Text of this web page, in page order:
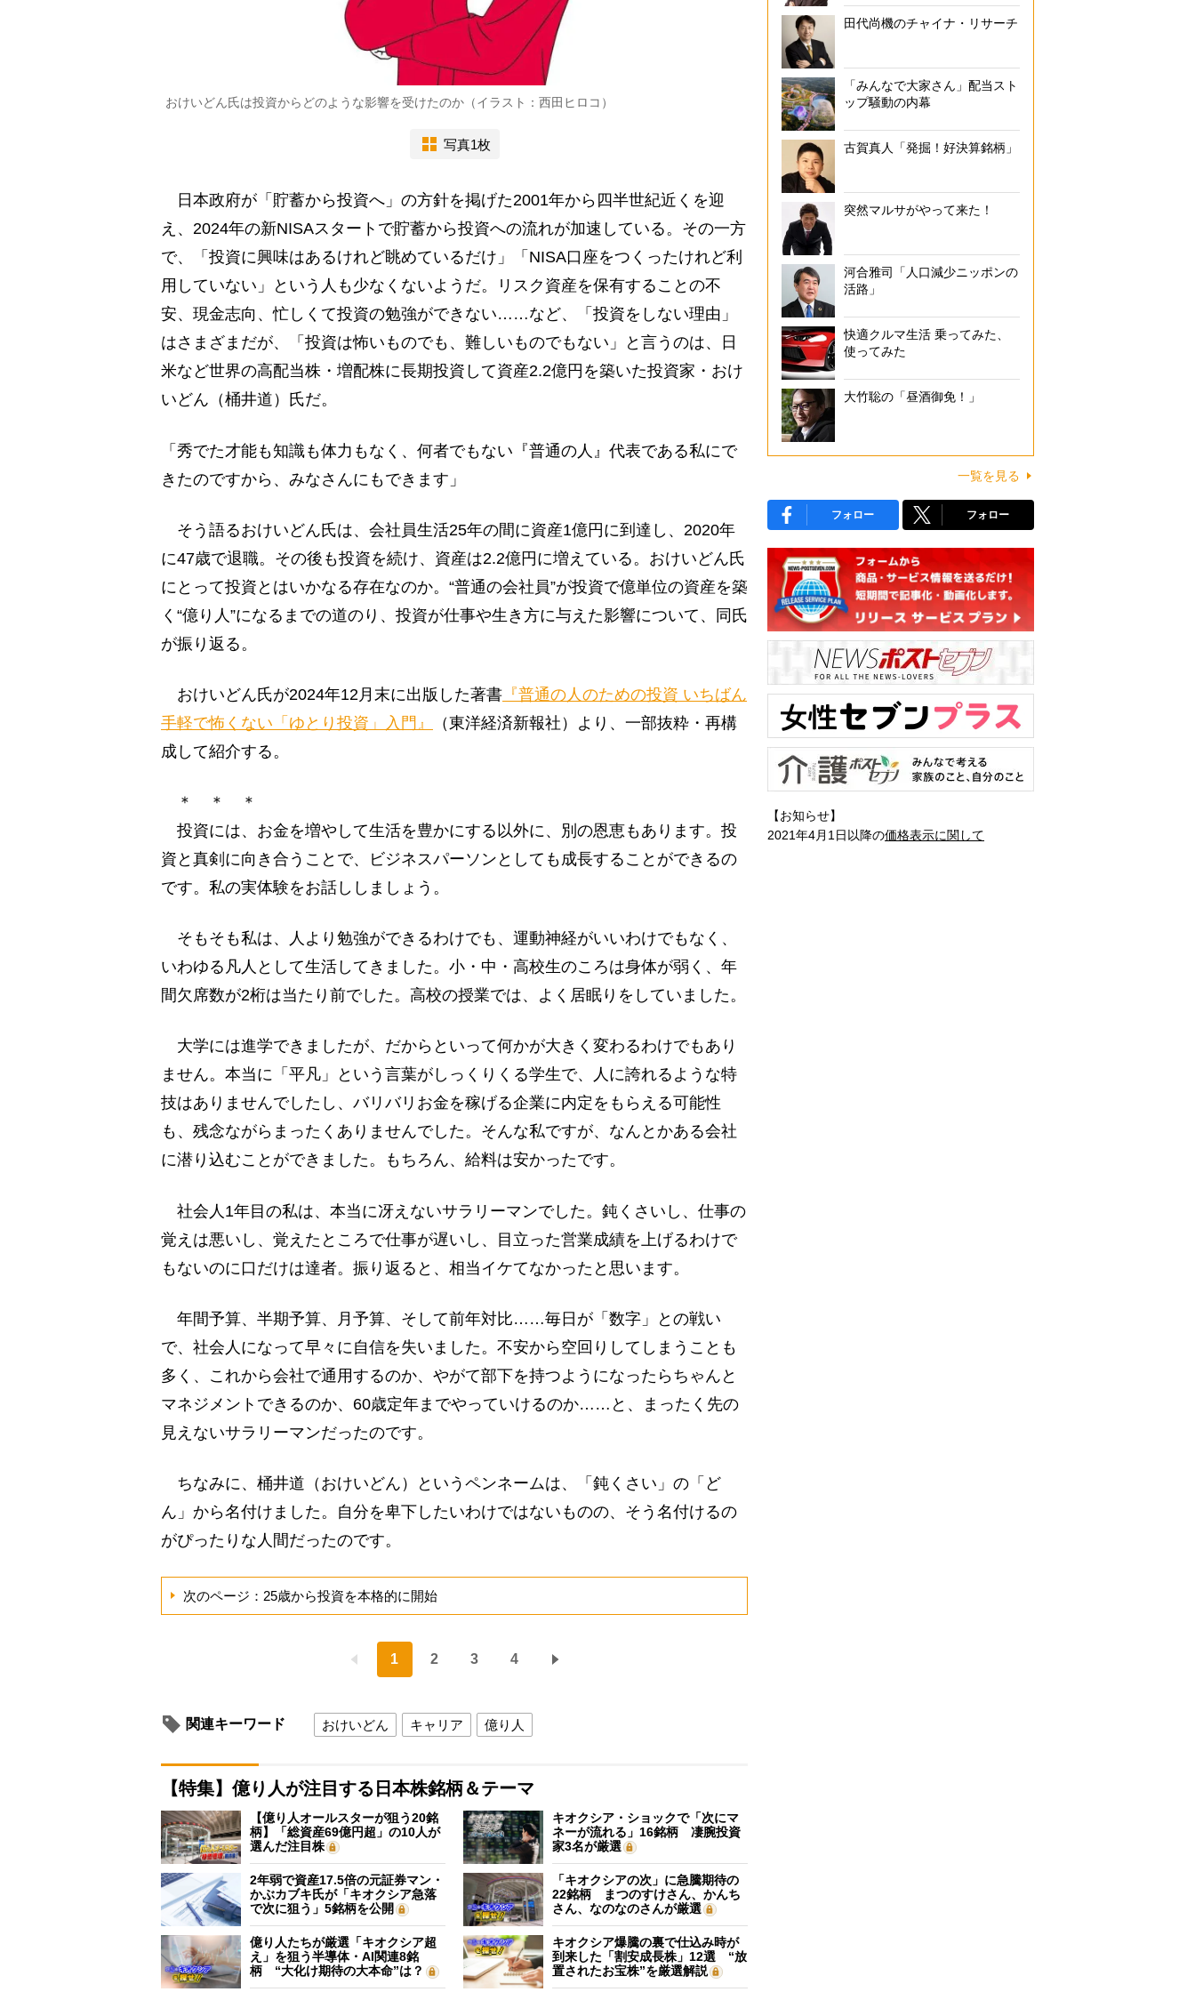
おけいどん氏は投資からどのような影響を受けたのか（イラスト：西田ヒロコ）
写真1枚
日本政府が「貯蓄から投資へ」の方針を掲げた2001年から四半世紀近くを迎
え、2024年の新NISAスタートで貯蓄から投資への流れが加速している。その一方
で、「投資に興味はあるけれど眺めているだけ」「NISA口座をつくったけれど利
用していない」という人も少なくないようだ。リスク資産を保有することの不
安、現金志向、忙しくて投資の勉強ができない……など、「投資をしない理由」
はさまざまだが、「投資は怖いものでも、難しいものでもない」と言うのは、日
米など世界の高配当株・増配株に長期投資して資産2.2億円を築いた投資家・おけ
いどん（桶井道）氏だ。
「秀でた才能も知識も体力もなく、何者でもない『普通の人』代表である私にで
きたのですから、みなさんにもできます」
そう語るおけいどん氏は、会社員生活25年の間に資産1億円に到達し、2020年
に47歳で退職。その後も投資を続け、資産は2.2億円に増えている。おけいどん氏
にとって投資とはいかなる存在なのか。“普通の会社員”が投資で億単位の資産を築
く“億り人”になるまでの道のり、投資が仕事や生き方に与えた影響について、同氏
が振り返る。
おけいどん氏が2024年12月末に出版した著書 『普通の人のための投資 いちばん
手軽で怖くない「ゆとり投資」入門』
（東洋経済新報社）より、一部抜粋・再構
成して紹介する。
＊ ＊ ＊
投資には、お金を増やして生活を豊かにする以外に、別の恩恵もあります。投
資と真剣に向き合うことで、ビジネスパーソンとしても成長することができるの
です。私の実体験をお話ししましょう。
そもそも私は、人より勉強ができるわけでも、運動神経がいいわけでもなく、
いわゆる凡人として生活してきました。小・中・高校生のころは身体が弱く、年
間欠席数が2桁は当たり前でした。高校の授業では、よく居眠りをしていました。
大学には進学できましたが、だからといって何かが大きく変わるわけでもあり
ません。本当に「平凡」という言葉がしっくりくる学生で、人に誇れるような特
技はありませんでしたし、バリバリお金を稼げる企業に内定をもらえる可能性
も、残念ながらまったくありませんでした。そんな私ですが、なんとかある会社
に潜り込むことができました。もちろん、給料は安かったです。
社会人1年目の私は、本当に冴えないサラリーマンでした。鈍くさいし、仕事の
覚えは悪いし、覚えたところで仕事が遅いし、目立った営業成績を上げるわけで
もないのに口だけは達者。振り返ると、相当イケてなかったと思います。
年間予算、半期予算、月予算、そして前年対比……毎日が「数字」との戦い
で、社会人になって早々に自信を失いました。不安から空回りしてしまうことも
多く、これから会社で通用するのか、やがて部下を持つようになったらちゃんと
マネジメントできるのか、60歳定年までやっていけるのか……と、まったく先の
見えないサラリーマンだったのです。
ちなみに、桶井道（おけいどん）というペンネームは、「鈍くさい」の「ど
ん」から名付けました。自分を卑下したいわけではないものの、そう名付けるの
がぴったりな人間だったのです。
次のページ：25歳から投資を本格的に開始
1 2 3 4
関連キーワード おけいどん キャリア 億り人
【特集】億り人が注目する日本株銘柄＆テーマ
【億り人オールスターが狙う20銘
柄】「総資産69億円超」の10人が
選んだ注目株
キオクシア・ショックで「次にマ
ネーが流れる」16銘柄 凄腕投資
家3名が厳選
2年弱で資産17.5倍の元証券マン・
かぶカブキ氏が「キオクシア急落
で次に狙う」5銘柄を公開
「キオクシアの次」に急騰期待の
22銘柄 まつのすけさん、かんち
さん、なのなのさんが厳選
億り人たちが厳選「キオクシア超
え」を狙う半導体・AI関連8銘
柄 “大化け期待の大本命”は？
キオクシア爆騰の裏で仕込み時が
到来した「割安成長株」12選 “放
置されたお宝株”を厳選解説
田代尚機のチャイナ・リサーチ
「みんなで大家さん」配当スト
ップ騒動の内幕
古賀真人「発掘！好決算銘柄」
突然マルサがやって来た！
河合雅司「人口減少ニッポンの
活路」
快適クルマ生活 乗ってみた、
使ってみた
大竹聡の「昼酒御免！」
一覧を見る
フォロー フォロー
【お知らせ】
2021年4月1日以降の価格表示に関して